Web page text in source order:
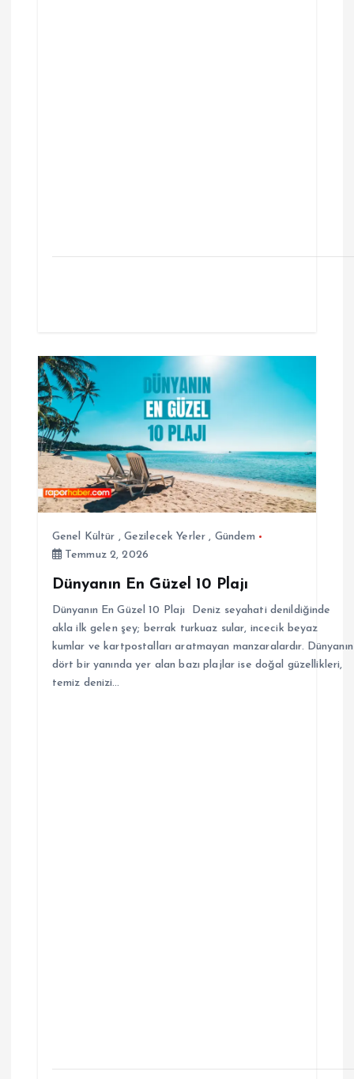
Genel Kültür , Gezilecek Yerler , Gündem
Temmuz 2, 2026
Dünyanın En Güzel 10 Plajı
Dünyanın En Güzel 10 Plajı Deniz seyahati denildiğinde
akla ilk gelen şey; berrak turkuaz sular, incecik beyaz
kumlar ve kartpostalları aratmayan manzaralardır. Dünyanın
dört bir yanında yer alan bazı plajlar ise doğal güzellikleri,
temiz denizi…